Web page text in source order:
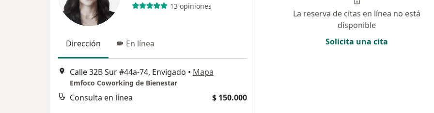
13 opiniones
Dirección En línea
Calle 32B Sur #44a-74, Envigado • Mapa
Emfoco Coworking de Bienestar
Consulta en línea $ 150.000
La reserva de citas en línea no está
disponible
Solicita una cita